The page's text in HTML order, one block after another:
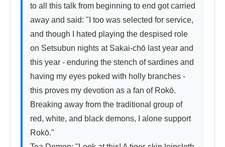
to all this talk from beginning to end got carried
away and said: "I too was selected for service,
and though I hated playing the despised role
on Setsubun nights at Sakai-chō last year and
this year - enduring the stench of sardines and
having my eyes poked with holly branches -
this proves my devotion as a fan of Rokō.
Breaking away from the traditional group of
red, white, and black demons, I alone support
Rokō."